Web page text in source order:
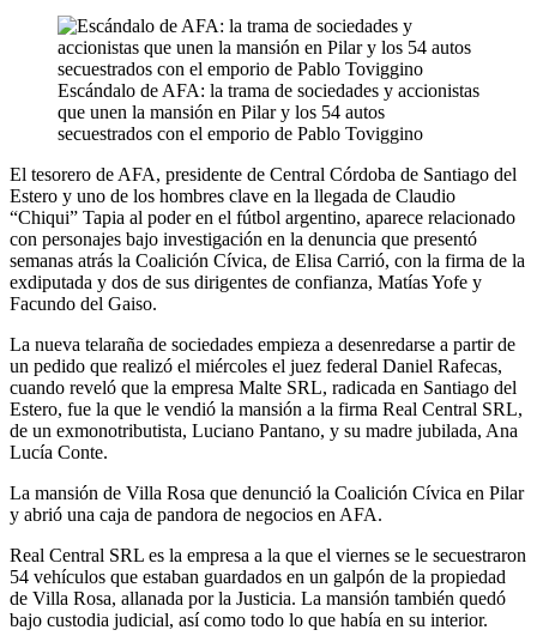
Escándalo de AFA: la trama de sociedades y accionistas
que unen la mansión en Pilar y los 54 autos
secuestrados con el emporio de Pablo Toviggino
El tesorero de AFA, presidente de Central Córdoba de Santiago del
Estero y uno de los hombres clave en la llegada de Claudio
“Chiqui” Tapia al poder en el fútbol argentino, aparece relacionado
con personajes bajo investigación en la denuncia que presentó
semanas atrás la Coalición Cívica, de Elisa Carrió, con la firma de la
exdiputada y dos de sus dirigentes de confianza, Matías Yofe y
Facundo del Gaiso.
La nueva telaraña de sociedades empieza a desenredarse a partir de
un pedido que realizó el miércoles el juez federal Daniel Rafecas,
cuando reveló que la empresa Malte SRL, radicada en Santiago del
Estero, fue la que le vendió la mansión a la firma Real Central SRL,
de un exmonotributista, Luciano Pantano, y su madre jubilada, Ana
Lucía Conte.
La mansión de Villa Rosa que denunció la Coalición Cívica en Pilar
y abrió una caja de pandora de negocios en AFA.
Real Central SRL es la empresa a la que el viernes se le secuestraron
54 vehículos que estaban guardados en un galpón de la propiedad
de Villa Rosa, allanada por la Justicia. La mansión también quedó
bajo custodia judicial, así como todo lo que había en su interior.